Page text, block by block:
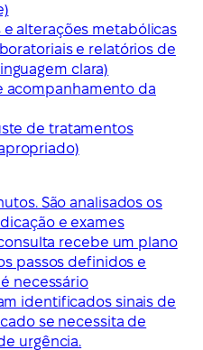
alterações metabólicas
e relatórios de
clara)
acompanhamento da
de tratamentos
São analisados os
e exames
recebe um plano
passos definidos e
necessário
identificados sinais de
se necessita de
urgência.